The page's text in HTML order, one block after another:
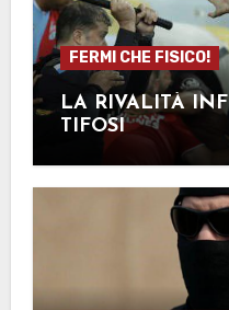
FERMI CHE FISICO!
LA RIVALITÀ
TIFOSI